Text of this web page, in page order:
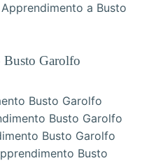
a Busto
Garolfo
Busto Garolfo
Busto Garolfo
Busto Garolfo
Busto